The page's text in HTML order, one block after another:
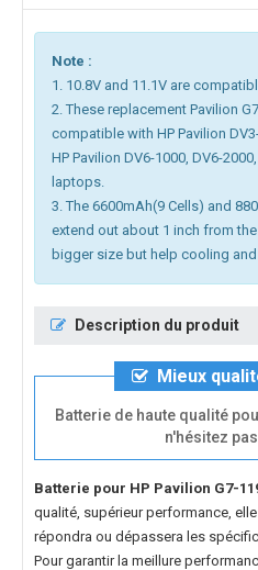
Note :
1. 10.8V and 11.1V are
2. These replacement Pavilion
compatible with HP Pavilion
HP Pavilion DV6-1000, DV6-
laptops.
3. The 6600mAh(9 Cells) and
extend out about 1 inch from
bigger size but help cooling
Description du produit
Mieux
Batterie de haute qualité
n'hésitez
Batterie pour HP Pavilion G7-
qualité, supérieur performance,
répondra ou dépassera les
Pour garantir la meillure